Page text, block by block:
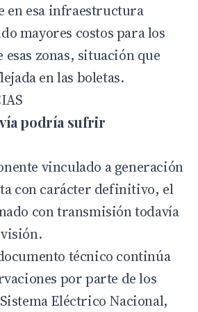
en esa infraestructura
mayores costos para los
zonas, situación que
en las boletas.
podría sufrir
vinculado a generación
con carácter definitivo, el
con transmisión todavía
técnico continúa
por parte de los
Eléctrico Nacional,